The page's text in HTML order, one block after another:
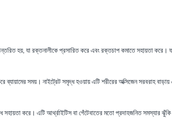
হয়, যা রক্তনালীকে প্রসারিত করে এবং রক্তচাপ কমাতে সহায়তা
ব্যায়ামের সময়। নাইট্রেট সমৃদ্ধ হওয়ায় এটি শরীরের অক্সিজেন সরবরাহ
সহায়তা করে। এটি আর্থ্রাইটিস বা গেঁটেবাতের মতো প্রদাহজনিত সমস্যার